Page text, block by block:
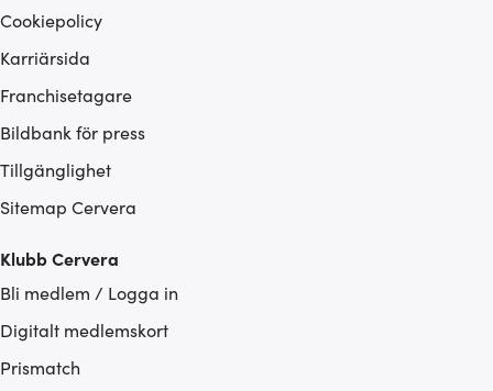
Cookiepolicy
Karriärsida
Franchisetagare
Bildbank för press
Tillgänglighet
Sitemap Cervera
Klubb Cervera
Bli medlem / Logga in
Digitalt medlemskort
Prismatch